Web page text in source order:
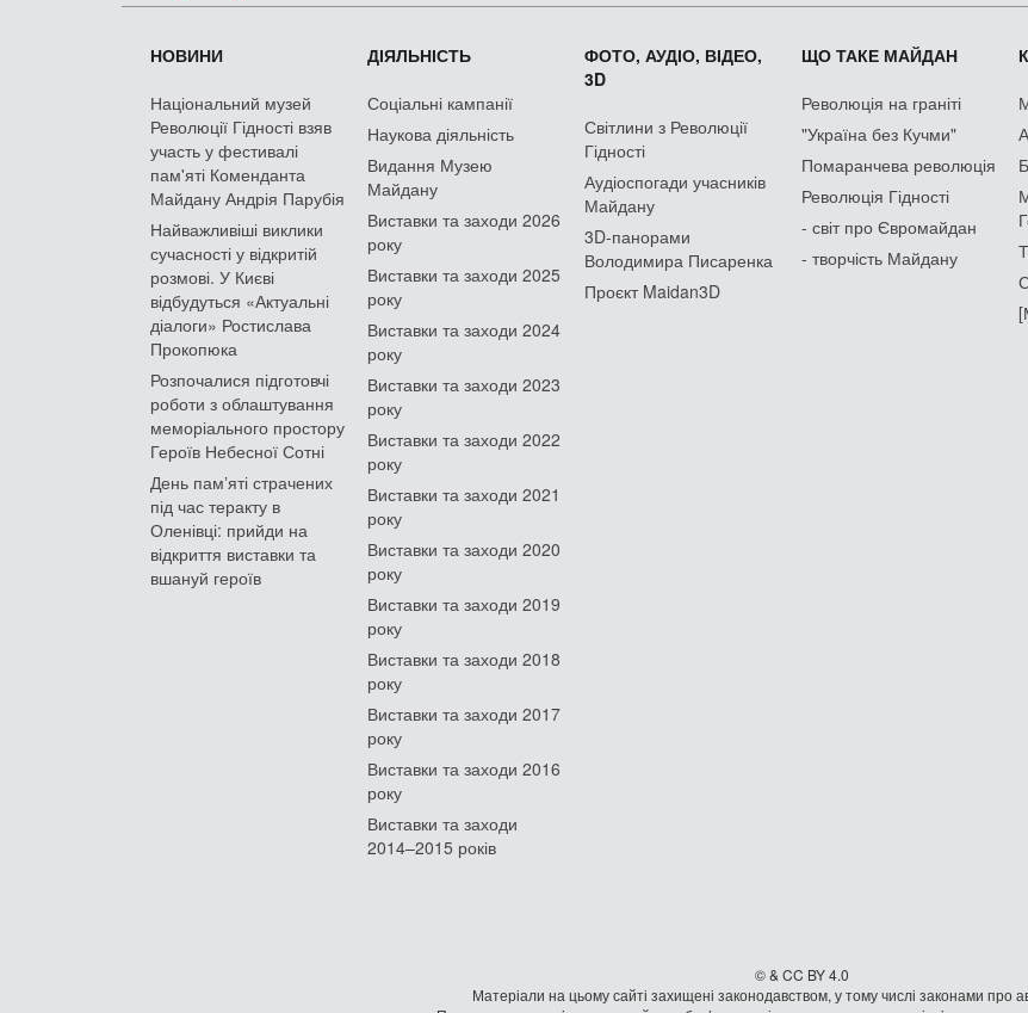
НОВИНИ
Національний музей
Революції Гідності взяв
участь у фестивалі
пам'яті Коменданта
Майдану Андрія Парубія
Найважливіші виклики
сучасності у відкритій
розмові. У Києві
відбудуться «Актуальні
діалоги» Ростислава
Прокопюка
Розпочалися підготовчі
роботи з облаштування
меморіального простору
Героїв Небесної Сотні
День памʼяті страчених
під час теракту в
Оленівці: прийди на
відкриття виставки та
вшануй героїв
ДІЯЛЬНІСТЬ
Соціальні кампанії
Наукова діяльність
Видання Музею
Майдану
Виставки та заходи 2026
року
Виставки та заходи 2025
року
Виставки та заходи 2024
року
Виставки та заходи 2023
року
Виставки та заходи 2022
року
Виставки та заходи 2021
року
Виставки та заходи 2020
року
Виставки та заходи 2019
року
Виставки та заходи 2018
року
Виставки та заходи 2017
року
Виставки та заходи 2016
року
Виставки та заходи
2014–2015 років
ФОТО, АУДІО, ВІДЕО,
3D
Світлини з Революції
Гідності
Аудіоспогади учасників
Майдану
3D-панорами
Володимира Писаренка
Проєкт Maidan3D
ЩО ТАКЕ МАЙДАН
Революція на граніті
"Україна без Кучми"
Помаранчева революція
Революція Гідності
- світ про Євромайдан
- творчість Майдану
© & CC BY 4.0
Матеріали на цьому сайті захищені законодавством, у тому числі законами про